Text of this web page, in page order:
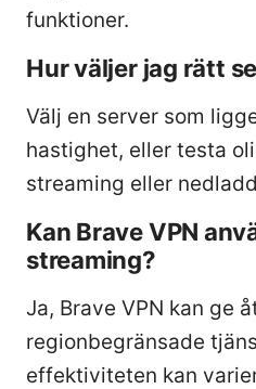
funktioner.
Hur väljer jag rätt
Välj en server som
hastighet, eller testa
streaming eller
Kan Brave VPN
streaming?
Ja, Brave VPN kan ge
regionbegränsade
effektiviteten kan